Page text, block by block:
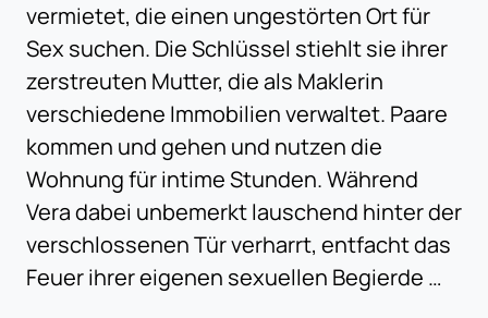
vermietet, die einen ungestörten Ort für
Sex suchen. Die Schlüssel stiehlt sie ihrer
zerstreuten Mutter, die als Maklerin
verschiedene Immobilien verwaltet. Paare
kommen und gehen und nutzen die
Wohnung für intime Stunden. Während
Vera dabei unbemerkt lauschend hinter der
verschlossenen Tür verharrt, entfacht das
Feuer ihrer eigenen sexuellen Begierde …